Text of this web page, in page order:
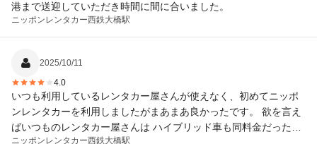
港まで送迎していただき時間に間に合いました。
ニッポンレンタカー西鉄大橋駅
2025/10/11
4.0
いつも利用しているレンタカー屋さんが使えなく、初めてニッポ
ンレンタカーを利用しましたがまあまあ良かったです。 欲を言え
ばいつものレンタカー屋さんは ハイブリッド車も同料金だったの
ニッポンレンタカー西鉄大橋駅